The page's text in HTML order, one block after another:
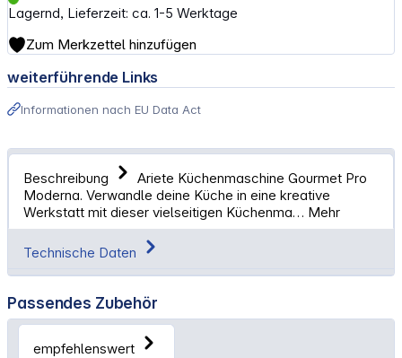
Lagernd, Lieferzeit: ca. 1-5 Werktage
Zum Merkzettel hinzufügen
weiterführende Links
Informationen nach EU Data Act
Beschreibung
Ariete Küchenmaschine Gourmet Pro
Moderna. Verwandle deine Küche in eine kreative
Werkstatt mit dieser vielseitigen Küchenma… Mehr
Technische Daten
Passendes Zubehör
empfehlenswert